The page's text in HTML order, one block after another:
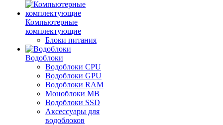
Компьютерные
комплектующие
Блоки питания
Водоблоки
Водоблоки CPU
Водоблоки GPU
Водоблоки RAM
Моноблоки MB
Водоблоки SSD
Аксессуары для
водоблоков